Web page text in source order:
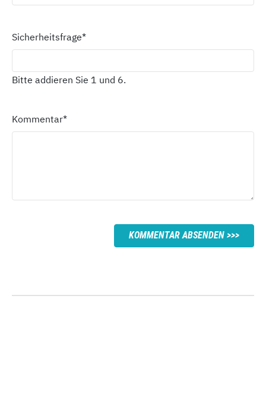
Sicherheitsfrage*
Bitte addieren Sie 1 und 6.
Kommentar*
KOMMENTAR ABSENDEN